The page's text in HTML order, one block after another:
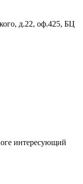
д.22, оф.425, БЦ
интересующий